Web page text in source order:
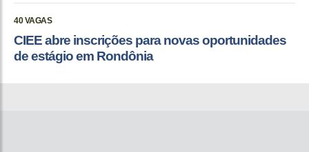
40 VAGAS
CIEE abre inscrições para novas oportunidades
de estágio em Rondônia